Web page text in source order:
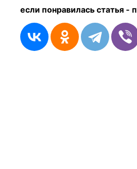
если понравилась статья - п